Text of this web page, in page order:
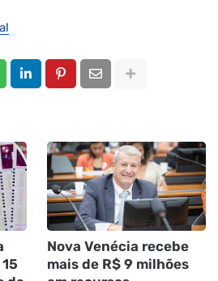
Nova Venécia recebe
mais de R$ 9 milhões